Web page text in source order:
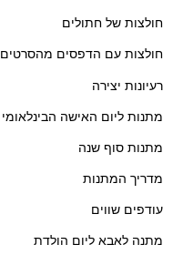
חולצות של חתולים
חולצות עם הדפסים מהסרטים
רעיונות יצירה
מתנות ליום האישה הבינלאומי
מתנות סוף שנה
מדריך המתנות
עודפים שווים
מתנה לאבא ליום הולדת